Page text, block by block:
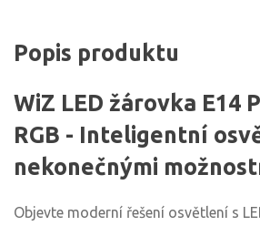
Popis produktu
WiZ LED žárovka E14
RGB - Inteligentní
nekonečnými
Objevte moderní řešení osvětlení s